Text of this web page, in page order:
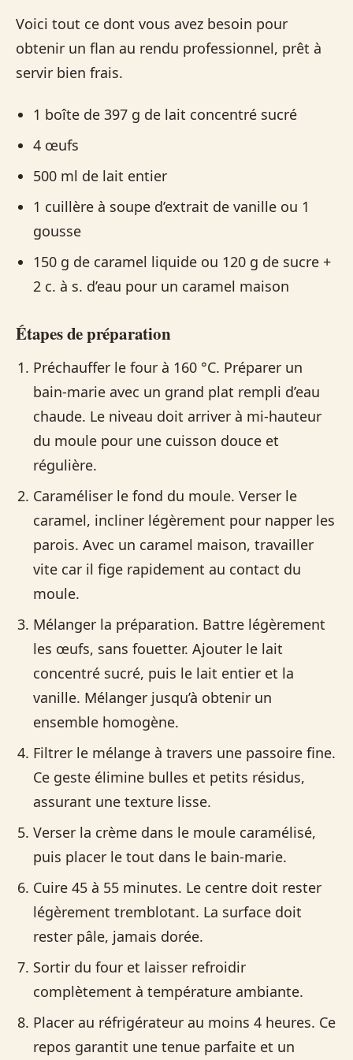
Voici tout ce dont vous avez besoin pour
obtenir un flan au rendu professionnel, prêt à
servir bien frais.
1 boîte de 397 g de lait concentré sucré
4 œufs
500 ml de lait entier
1 cuillère à soupe d’extrait de vanille ou 1
gousse
150 g de caramel liquide ou 120 g de sucre +
2 c. à s. d’eau pour un caramel maison
Étapes de préparation
Préchauffer le four à 160 °C. Préparer un
bain-marie avec un grand plat rempli d’eau
chaude. Le niveau doit arriver à mi-hauteur
du moule pour une cuisson douce et
régulière.
Caraméliser le fond du moule. Verser le
caramel, incliner légèrement pour napper les
parois. Avec un caramel maison, travailler
vite car il fige rapidement au contact du
moule.
Mélanger la préparation. Battre légèrement
les œufs, sans fouetter. Ajouter le lait
concentré sucré, puis le lait entier et la
vanille. Mélanger jusqu’à obtenir un
ensemble homogène.
Filtrer le mélange à travers une passoire fine.
Ce geste élimine bulles et petits résidus,
assurant une texture lisse.
Verser la crème dans le moule caramélisé,
puis placer le tout dans le bain-marie.
Cuire 45 à 55 minutes. Le centre doit rester
légèrement tremblotant. La surface doit
rester pâle, jamais dorée.
Sortir du four et laisser refroidir
complètement à température ambiante.
Placer au réfrigérateur au moins 4 heures. Ce
repos garantit une tenue parfaite et un